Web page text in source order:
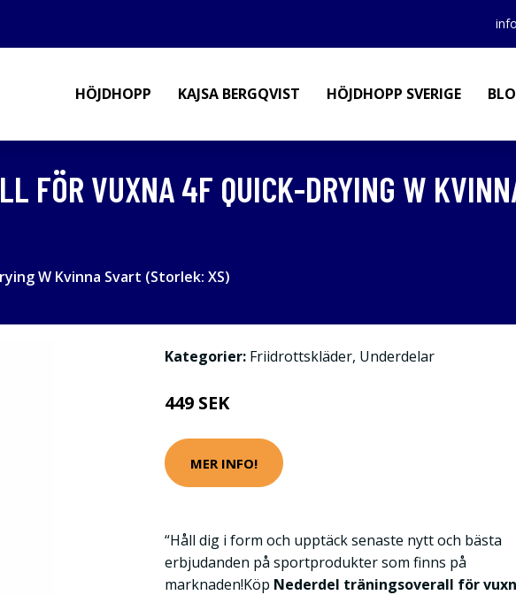
HÖJDHOPP KAJSA BERGQVIST HÖJDHOPP SVERIGE
FÖR VUXNA 4F QUICK-DRYING W
W Kvinna Svart (Storlek: XS)
Kategorier: Friidrottskläder, Underdelar
449 SEK
MER INFO!
“Håll dig i form och upptäck senaste nytt och bästa
erbjudanden på sportprodukter som finns på
marknaden!Köp Nederdel träningsoverall för